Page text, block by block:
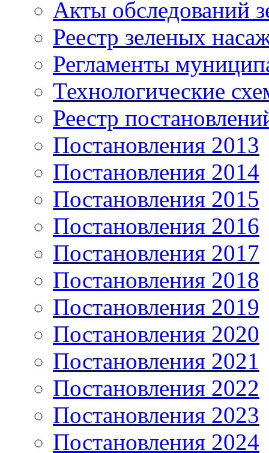
Акты обследований
Реестр зеленых
Регламенты
Технологические
Реестр
Постановления 2013
Постановления 2014
Постановления 2015
Постановления 2016
Постановления 2017
Постановления 2018
Постановления 2019
Постановления 2020
Постановления 2021
Постановления 2022
Постановления 2023
Постановления 2024